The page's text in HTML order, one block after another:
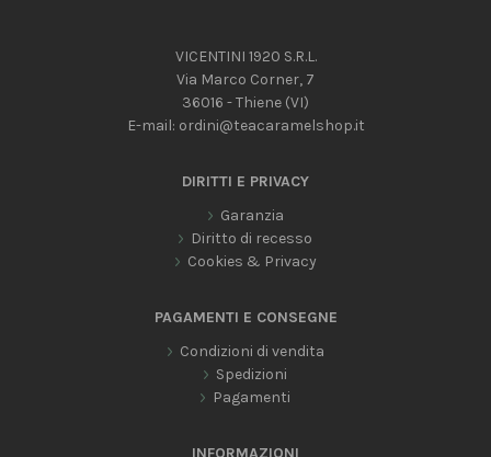
VICENTINI 1920 S.R.L.
Via Marco Corner, 7
36016 - Thiene (VI)
E-mail: ordini@teacaramelshop.it
DIRITTI E PRIVACY
Garanzia
Diritto di recesso
Cookies & Privacy
PAGAMENTI E CONSEGNE
Condizioni di vendita
Spedizioni
Pagamenti
INFORMAZIONI